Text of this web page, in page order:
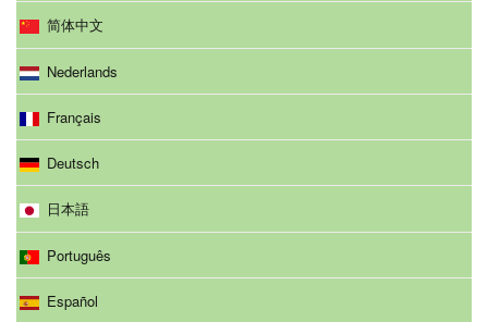
简体中文
Nederlands
Français
Deutsch
日本語
Português
Español